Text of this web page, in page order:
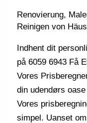
Renovierung,
Reinigen von
Indhent dit
på 6059 6943 Få
Vores
din udendørs
Vores
simpel. Uanset